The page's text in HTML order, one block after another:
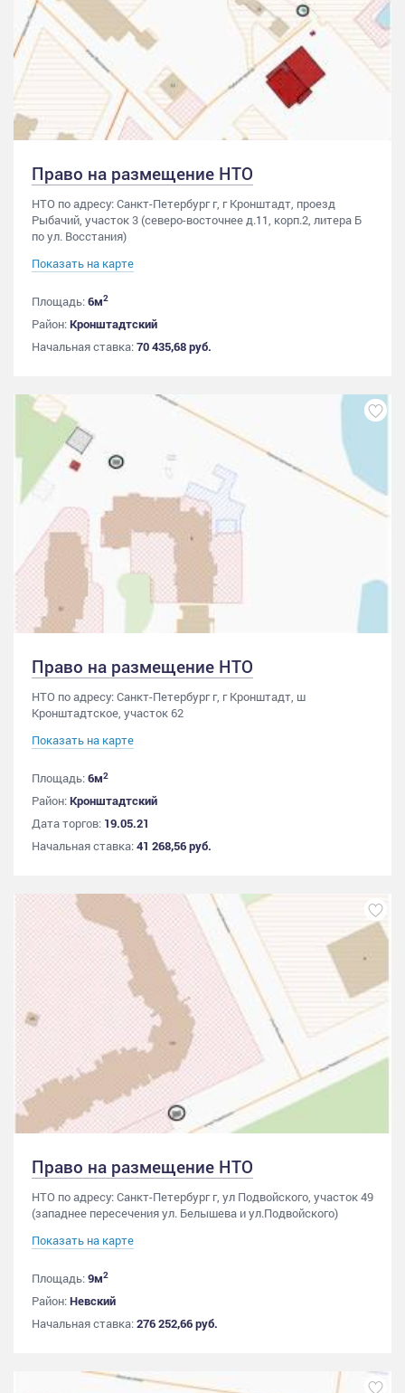
Право на размещение НТО
НТО по адресу: Санкт-Петербург г, г Кронштадт, проезд
Рыбачий, участок 3 (северо-восточнее д.11, корп.2, литера Б
по ул. Восстания)
Показать на карте
Площадь:6м2
Район:Кронштадтский
Начальная ставка:70 435,68 руб.
Право на размещение НТО
НТО по адресу: Санкт-Петербург г, г Кронштадт, ш
Кронштадтское, участок 62
Показать на карте
Площадь:6м2
Район:Кронштадтский
Дата торгов: 19.05.21
Начальная ставка:41 268,56 руб.
Право на размещение НТО
НТО по адресу: Санкт-Петербург г, ул Подвойского, участок 49
(западнее пересечения ул. Белышева и ул.Подвойского)
Показать на карте
Площадь:9м2
Район:Невский
Начальная ставка:276 252,66 руб.